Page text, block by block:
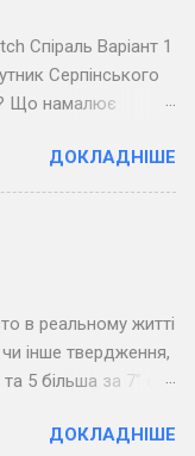
між словами).
своїх товаришів.
Спіраль Варіант 1
Серпінського
Що намалює
ДОКЛАДНІШЕ
в реальному житті
інше твердження,
5 більша за 7" є
логіки подібні
ДОКЛАДНІШЕ